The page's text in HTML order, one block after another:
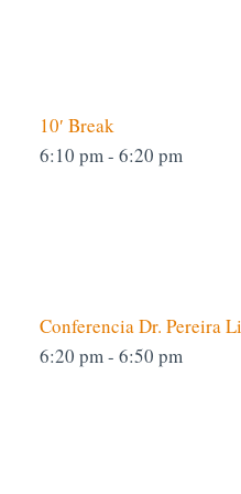
10′ Break
6:10 pm- 6:20 pm
Conferencia Dr. Pereira
6:20 pm- 6:50 pm